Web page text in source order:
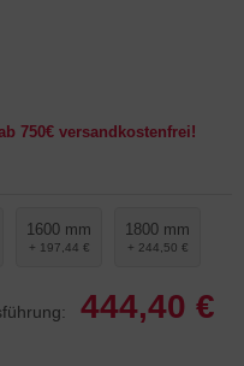
750€ versandkostenfrei!
1600 mm
+ 197,44 €
1800 mm
+ 244,50 €
444,40 €